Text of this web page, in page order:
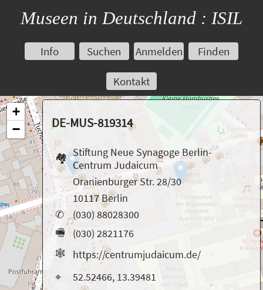
Museen in Deutschland : ISIL
Info Suchen Anmelden Finden
Kontakt
+
−
DE-MUS-819314
🏘 Stiftung Neue Synagoge Berlin-
Centrum Judaicum
Oranienburger Str. 28/30
10117 Berlin
✆
(030) 88028300
🖷
(030) 2821176
🕸
https://centrumjudaicum.de/
⌖
52.52466, 13.39481